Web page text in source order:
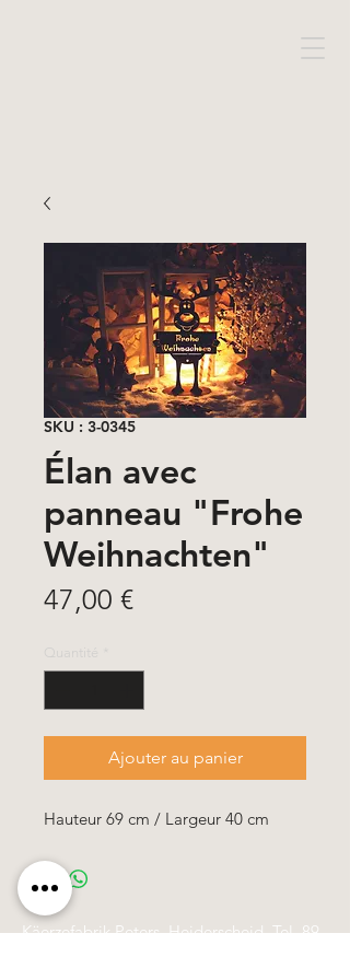
SKU : 3-0345
Élan avec
panneau "Frohe
Weihnachten"
47,00 €Prix
Quantité
Ajouter au panier
Hauteur 69 cm / Largeur 40 cm
Käerzefabrik Peters, Heiderscheid, Tel.89